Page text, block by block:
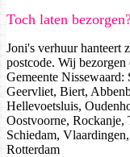
Toch laten
Joni's verhuur hanteert
postcode. Wij
Gemeente
Geervliet, Biert,
Hellevoetsluis,
Oostvoorne, Rockanje,
Schiedam,
Rotterdam